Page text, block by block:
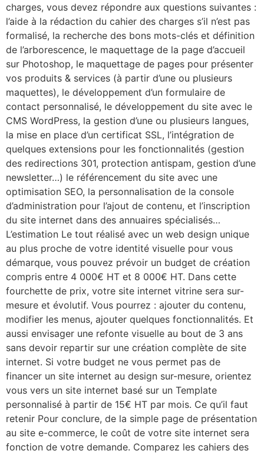
charges, vous devez répondre aux questions suivantes :
l’aide à la rédaction du cahier des charges s’il n’est pas
formalisé, la recherche des bons mots-clés et définition
de l’arborescence, le maquettage de la page d’accueil
sur Photoshop, le maquettage de pages pour présenter
vos produits & services (à partir d’une ou plusieurs
maquettes), le développement d’un formulaire de
contact personnalisé, le développement du site avec le
CMS WordPress, la gestion d’une ou plusieurs langues,
la mise en place d’un certificat SSL, l’intégration de
quelques extensions pour les fonctionnalités (gestion
des redirections 301, protection antispam, gestion d’une
newsletter…) le référencement du site avec une
optimisation SEO, la personnalisation de la console
d’administration pour l’ajout de contenu, et l’inscription
du site internet dans des annuaires spécialisés…
L’estimation Le tout réalisé avec un web design unique
au plus proche de votre identité visuelle pour vous
démarque, vous pouvez prévoir un budget de création
compris entre 4 000€ HT et 8 000€ HT. Dans cette
fourchette de prix, votre site internet vitrine sera sur-
mesure et évolutif. Vous pourrez : ajouter du contenu,
modifier les menus, ajouter quelques fonctionnalités. Et
aussi envisager une refonte visuelle au bout de 3 ans
sans devoir repartir sur une création complète de site
internet. Si votre budget ne vous permet pas de
financer un site internet au design sur-mesure, orientez
vous vers un site internet basé sur un Template
personnalisé à partir de 15€ HT par mois. Ce qu’il faut
retenir Pour conclure, de la simple page de présentation
au site e-commerce, le coût de votre site internet sera
fonction de votre demande. Comparez les cahiers des